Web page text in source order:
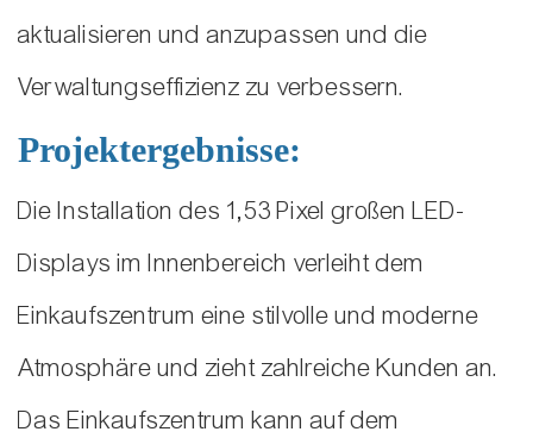
aktualisieren und anzupassen und die
Verwaltungseffizienz zu verbessern.
Projektergebnisse:
Die Installation des 1,53 Pixel großen LED-
Displays im Innenbereich verleiht dem
Einkaufszentrum eine stilvolle und moderne
Atmosphäre und zieht zahlreiche Kunden an.
Das Einkaufszentrum kann auf dem